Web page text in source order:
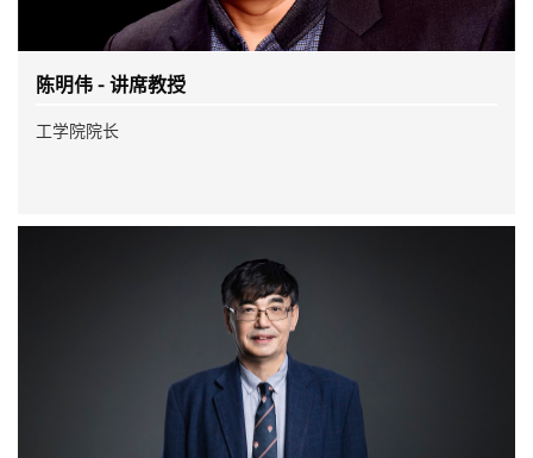
陈明伟 - 讲席教授
工学院院长